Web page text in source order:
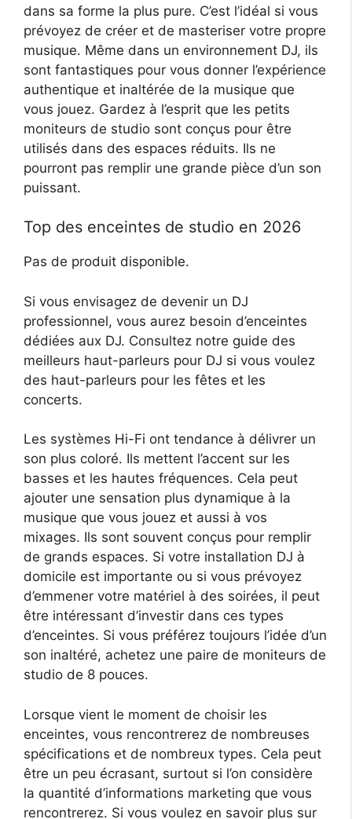
dans sa forme la plus pure. C’est l’idéal si vous
prévoyez de créer et de masteriser votre propre
musique. Même dans un environnement DJ, ils
sont fantastiques pour vous donner l’expérience
authentique et inaltérée de la musique que
vous jouez. Gardez à l’esprit que les petits
moniteurs de studio sont conçus pour être
utilisés dans des espaces réduits. Ils ne
pourront pas remplir une grande pièce d’un son
puissant.
Top des enceintes de studio en 2026
Pas de produit disponible.
Si vous envisagez de devenir un DJ
professionnel, vous aurez besoin d’enceintes
dédiées aux DJ. Consultez notre guide des
meilleurs haut-parleurs pour DJ si vous voulez
des haut-parleurs pour les fêtes et les
concerts.
Les systèmes Hi-Fi ont tendance à délivrer un
son plus coloré. Ils mettent l’accent sur les
basses et les hautes fréquences. Cela peut
ajouter une sensation plus dynamique à la
musique que vous jouez et aussi à vos
mixages. Ils sont souvent conçus pour remplir
de grands espaces. Si votre installation DJ à
domicile est importante ou si vous prévoyez
d’emmener votre matériel à des soirées, il peut
être intéressant d’investir dans ces types
d’enceintes. Si vous préférez toujours l’idée d’un
son inaltéré, achetez une paire de moniteurs de
studio de 8 pouces.
Lorsque vient le moment de choisir les
enceintes, vous rencontrerez de nombreuses
spécifications et de nombreux types. Cela peut
être un peu écrasant, surtout si l’on considère
la quantité d’informations marketing que vous
rencontrerez. Si vous voulez en savoir plus sur